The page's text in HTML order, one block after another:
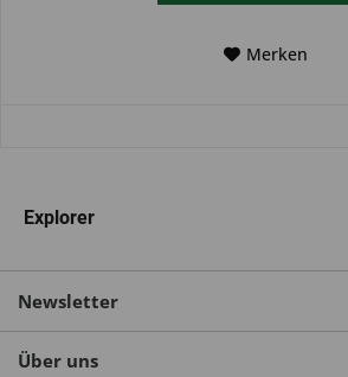
Merken
Explorer
Newsletter
Über uns